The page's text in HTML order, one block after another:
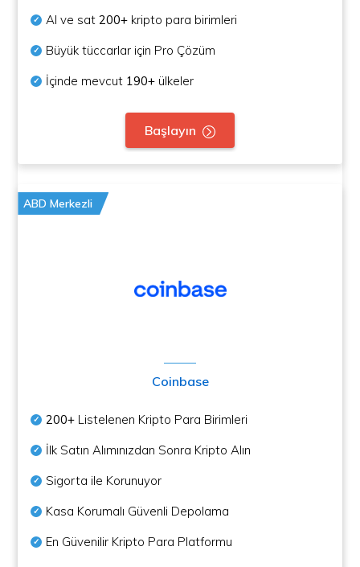
Al ve sat200+ kripto para birimleri
Büyük tüccarlar için Pro Çözüm
İçinde mevcut 190+ ülkeler
Başlayın
ABD Merkezli
Coinbase
200+ Listelenen Kripto Para Birimleri
İlk Satın Alımınızdan Sonra Kripto Alın
Sigorta ile Korunuyor
Kasa Korumalı Güvenli Depolama
En Güvenilir Kripto Para Platformu